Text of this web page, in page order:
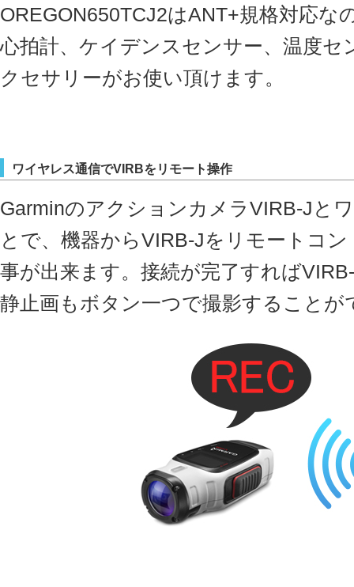
OREGON650TCJ2はANT+規格対応な
心拍計、ケイデンスセンサー、温度セ
クセサリーがお使い頂けます。
ワイヤレス通信でVIRBをリモート操作
GarminのアクションカメラVIRB-Jと
とで、機器からVIRB-Jをリモートコ
事が出来ます。接続が完了すれば
静止画もボタン一つで撮影することが